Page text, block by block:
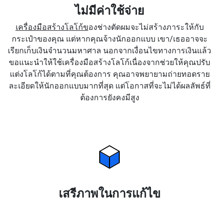
ไม่มีค่าใช้จ่าย
เครื่องมือสร้างโลโก้ของช่างตัดผมจะไม่สร้างภาระให้กับ
กระเป๋าของคุณ แต่หากคุณจ้างนักออกแบบ เขา/เธออาจจะ
เรียกเก็บเงินจำนวนมหาศาล นอกจากเงื่อนไขทางการเงินแล้ว
ขอแนะนำให้ใช้เครื่องมือสร้างโลโก้เนื่องจากช่วยให้คุณปรับ
แต่งโลโก้ได้ตามที่คุณต้องการ คุณอาจพยายามถ่ายทอดราย
ละเอียดให้นักออกแบบมากที่สุด แต่โอกาสที่จะไม่ได้ผลลัพธ์ที่
ต้องการยังคงมีสูง
เสรีภาพในการแก้ไข